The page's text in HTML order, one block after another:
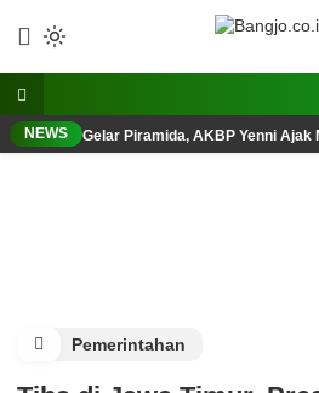
NEWS Gelar Piramida, AKBP Yenni
Pemerintahan